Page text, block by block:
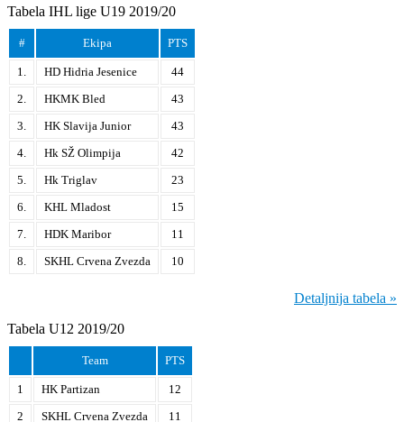
Tabela IHL lige U19 2019/20
# Ekipa PTS
1. HD Hidria Jesenice
44
2.
HKMK Bled
43
3.
HK Slavija Junior
43
4.
Hk SŽ Olimpija
42
5.
Hk Triglav
23
6.
KHL Mladost
15
7.
HDK Maribor
11
8.
SKHL Crvena Zvezda 10
Detaljnija tabela »
Tabela U12 2019/20
Team PTS
1 HK Partizan
12
2
SKHL Crvena Zvezda
11